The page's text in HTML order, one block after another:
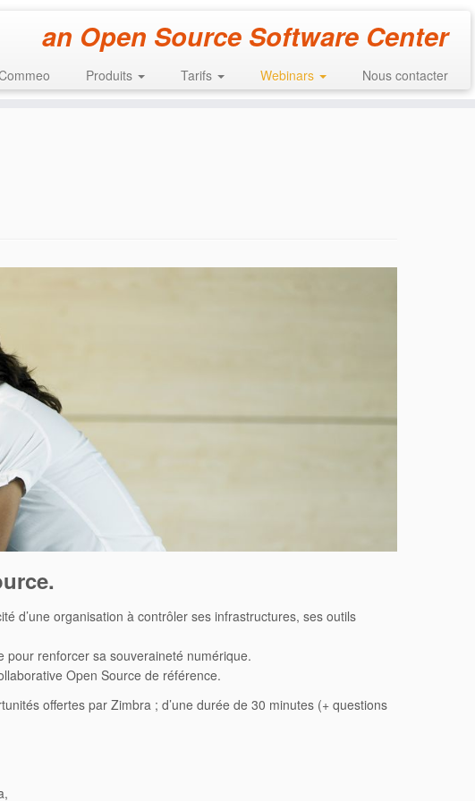
an Open Source Software Center
Produits Tarifs Webinars Nous contacter
d’une organisation à contrôler ses infrastructures, ses outils
pour renforcer sa souveraineté numérique.
Open Source de référence.
offertes par Zimbra ; d’une durée de 30 minutes (+ questions